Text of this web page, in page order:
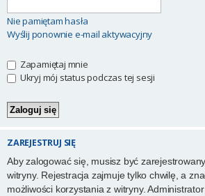
Nie pamiętam hasła
Wyślij ponownie e-mail aktywacyjny
Zapamiętaj mnie
Ukryj mój status podczas tej sesji
ZAREJESTRUJ SIĘ
Aby zalogować się, musisz być
witryny. Rejestracja zajmuje tylko chwilę, a
możliwości korzystania z witryny.